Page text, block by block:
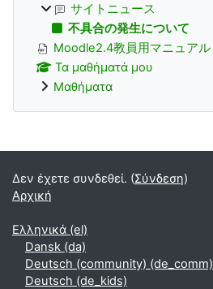
サイトニュース
不具合の発生について
Moodle2.4教員用マニュアル
Τα μαθήματά μου
Μαθήματα
Supplementary blocks
Δεν έχετε συνδεθεί. (Σύνδεση)
Αρχική
Ελληνικά ‎(el)‎
Dansk ‎(da)‎
Deutsch (community) ‎(de_comm)‎
Deutsch ‎(de_kids)‎